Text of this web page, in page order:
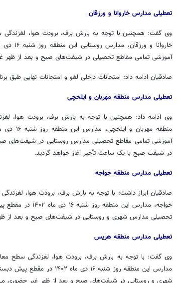
تعطیلی مدارسخاروانا و ورزقان
وی گفت: همچنین با توجه به بارش برف، برودت هوا،
خاروانا
آموزشی تمامی مقاطع تحصیلی در شیفت‌های صبح و بعد از ظهر
صادقیان ادامه داد: امتحانات داخلی لغو و امتحانات نهایی طبق
تعطیلی مدارس منطقه مهربان و ایلخچی
وی ادامه داد: همچنین با توجه به بارش برف، برودت هوا،
منطقه مهربان و ایلخچی
آموزشی تمامی مقاطع تحصیلی مدارس روستایی در شیفت‌های
در شیفت صبح با یک ساعت تأخیر آغاز خواهد گردید.
تعطیلی مدارس منطقه خواجه
صادقیان ابراز داشت: با توجه به بارش برف، برودت هوا،
خواجه، مدارس این
تحصیلی مدارس شهری و روستایی در شیفت‌های صبح و بعد از
تعطیلی مدارس منطقه هریس
وی گفت: با توجه به بارش برف، برودت هوا، لغزندگی سطح
مدارس این منطقه روز شنبه
روزنامه‌های ورزشی شنبه ۱۷ مرداد ۱۴۰۵